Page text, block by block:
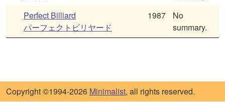
Perfect Billiard
パーフェクトビリヤード
1987
No
summary.
Copyright ©1994-2026 Minimalist, all rights reserved.